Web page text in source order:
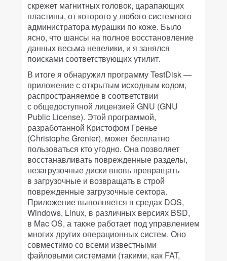
скрежет магнитных головок, царапающих
пластины, от которого у любого системного
администратора мурашки по коже. Было
ясно, что шансы на полное восстановление
данных весьма невелики, и я занялся
поисками соответствующих утилит.
В итоге я обнаружил программу TestDisk —
приложение с открытым исходным кодом,
распространяемое в соответствии
с общедоступной лицензией GNU (GNU
Public License). Этой программой,
разработанной Кристофом Гренье
(Christophe Grenier), может бесплатно
пользоваться кто угодно. Она позволяет
восстанавливать поврежденные разделы,
незагрузочные диски вновь превращать
в загрузочные и возвращать в строй
поврежденные загрузочные сектора.
Приложение выполняется в средах DOS,
Windows, Linux, в различных версиях BSD,
в Mac OS, а также работает под управлением
многих других операционных систем. Оно
совместимо со всеми известными
файловыми системами (такими, как FAT,